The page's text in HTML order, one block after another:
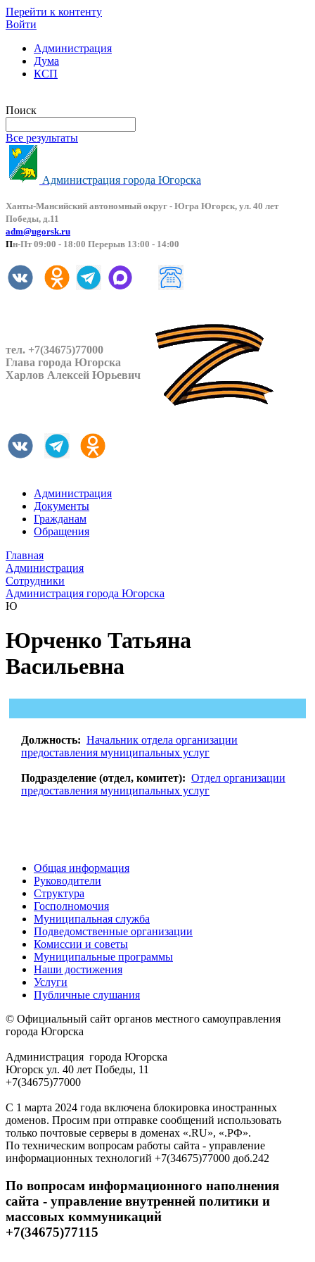
Перейти к контенту
Войти
Администрация
Дума
КСП
Поиск
Все результаты
Администрация города Югорска
Ханты-Мансийский автономный округ - Югра Югорск, ул. 40 лет
Победы, д.11
adm@ugorsk.ru
Пн-Пт 09:00 - 18:00 Перерыв 13:00 - 14:00
тел. +7(34675)77000
Глава города Югорска
Харлов Алексей Юрьевич
Администрация
Документы
Гражданам
Обращения
Главная
Администрация
Сотрудники
Администрация города Югорска
Ю
Юрченко Татьяна
Васильевна
Должность: Начальник отдела организации
предоставления муниципальных услуг
Подразделение (отдел, комитет): Отдел организации
предоставления муниципальных услуг
Общая информация
Руководители
Структура
Госполномочия
Муниципальная служба
Подведомственные организации
Комиссии и советы
Муниципальные программы
Наши достижения
Услуги
Публичные слушания
© Официальный сайт органов местного самоуправления
города Югорска
Администрация города Югорска
Югорск ул. 40 лет Победы, 11
+7(34675)77000
С 1 марта 2024 года включена блокировка иностранных
доменов. Просим при отправке сообщений использовать
только почтовые серверы в доменах «.RU», «.РФ».
По техническим вопросам работы сайта - управление
информационных технологий +7(34675)77000 доб.242
По вопросам информационного наполнения
сайта - управление внутренней политики и
массовых коммуникаций
+7(34675)77115